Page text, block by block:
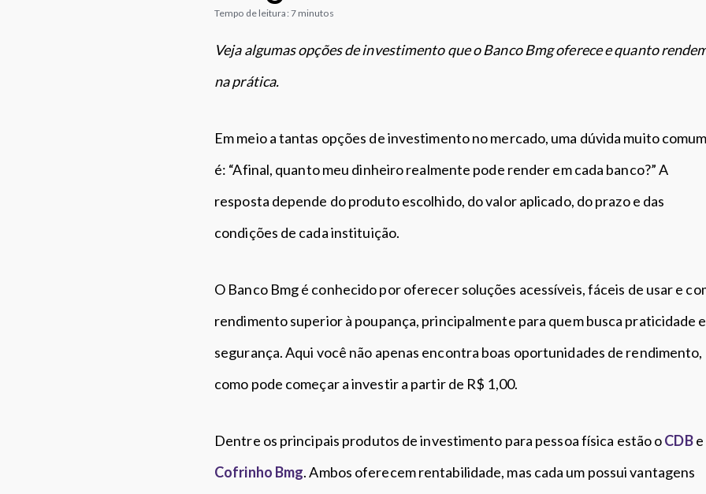
Tempo de leitura: 7 minutos
Veja algumas opções de investimento que o Banco Bmg oferece e quanto
na prática.
Em meio a tantas opções de investimento no mercado, uma dúvida muito
é: “Afinal, quanto meu dinheiro realmente pode render em cada banco?” A
resposta depende do produto escolhido, do valor aplicado, do prazo e das
condições de cada instituição.
O Banco Bmg é conhecido por oferecer soluções acessíveis, fáceis de usar e
rendimento superior à poupança, principalmente para quem busca praticidade e
segurança. Aqui você não apenas encontra boas oportunidades de rendimento,
como pode começar a investir a partir de R$ 1,00.
Dentre os principais produtos de investimento para pessoa física estão oCDBe
Cofrinho Bmg. Ambos oferecem rentabilidade, mas cada um possui vantagens